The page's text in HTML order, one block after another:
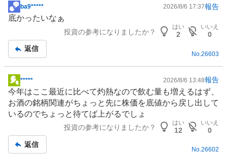
買
い
い
8
5
7
%
、
子
掲
示
事
ba9***** 2026/8/6 17:37報告
底かったいなぁ
投資の参考になりましたか？
はい
2
いいえ
0
返信
No. 26603
掲
示
板
記
***** 2026/8/6 13:48報告
今年はここ最近に比べて灼熱なので飲む量も増えるはず、
お酒の銘柄関連がちょっと先に株価を底値から戻し出して
いるのでちょっと待てば上がるでしょ
投資の参考になりましたか？
はい
12
いいえ
0
返信
No.26602